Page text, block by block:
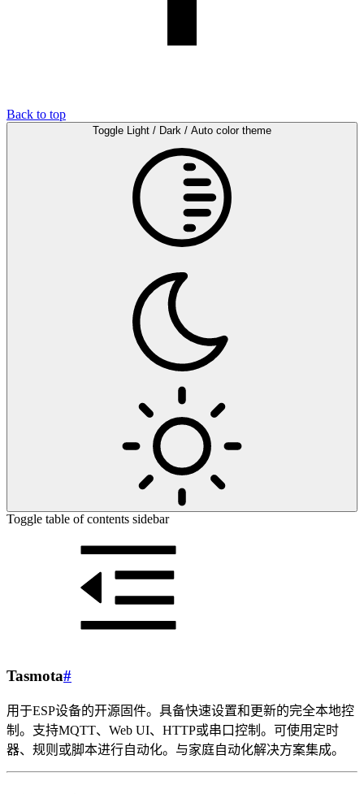
Back to top
Toggle Light / Dark / Auto color theme
Toggle table of contents sidebar
Tasmota#
用于ESP设备的开源固件。具备快速设置和更新的完全本地控
制。支持MQTT、Web UI、HTTP或串口控制。可使用定时
器、规则或脚本进行自动化。与家庭自动化解决方案集成。